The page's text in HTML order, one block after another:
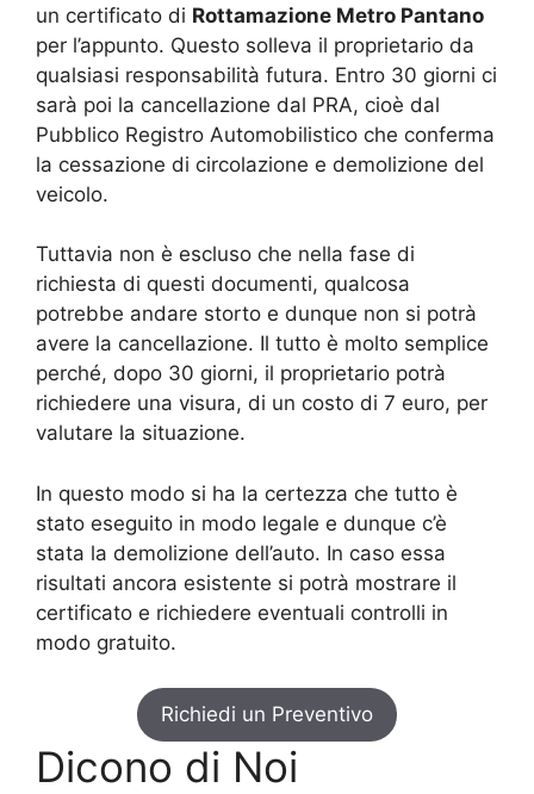
un certificato di Rottamazione Metro Pantano
per l’appunto. Questo solleva il proprietario da
qualsiasi responsabilità futura. Entro 30 giorni ci
sarà poi la cancellazione dal PRA, cioè dal
Pubblico Registro Automobilistico che conferma
la cessazione di circolazione e demolizione del
veicolo.
Tuttavia non è escluso che nella fase di
richiesta di questi documenti, qualcosa
potrebbe andare storto e dunque non si potrà
avere la cancellazione. Il tutto è molto semplice
perché, dopo 30 giorni, il proprietario potrà
richiedere una visura, di un costo di 7 euro, per
valutare la situazione.
In questo modo si ha la certezza che tutto è
stato eseguito in modo legale e dunque c’è
stata la demolizione dell’auto. In caso essa
risultati ancora esistente si potrà mostrare il
certificato e richiedere eventuali controlli in
modo gratuito.
Richiedi un Preventivo
Dicono di Noi